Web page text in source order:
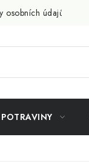
osobních údajů